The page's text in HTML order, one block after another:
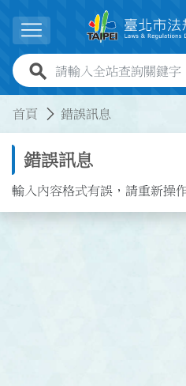
展開選單
全站查詢關鍵字欄位
首頁 錯誤訊息
錯誤訊息
輸入內容格式有誤，請重新操作